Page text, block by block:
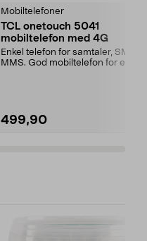
Mobiltelefoner
TCL onetouch 5041
mobiltelefon med 4G
Enkel telefon for samtaler, SMS og
MMS. God mobiltelefon for eldre –
499,90